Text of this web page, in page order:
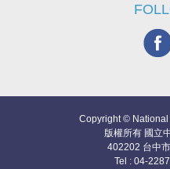
Copyright ©
版權所有 國立
402202 台中
Tel : 04-